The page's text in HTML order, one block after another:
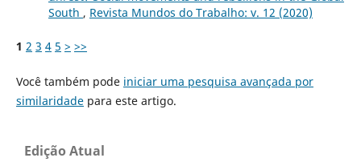
South , Revista Mundos do Trabalho: v. 12 (2020)
1 2 3 4 5 > >>
Você também pode iniciar uma pesquisa avançada por
similaridadepara este artigo.
Edição Atual